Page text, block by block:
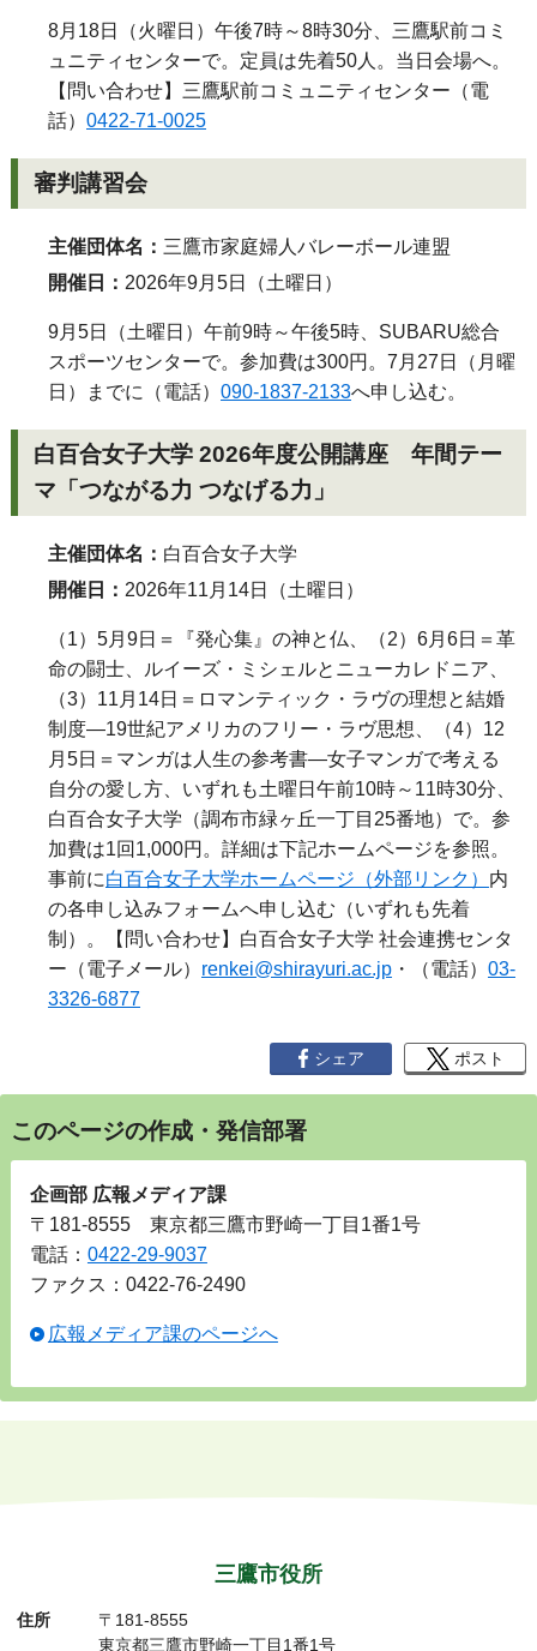
8月18日（火曜日）午後7時～8時30分、三鷹駅前コミ
ュニティセンターで。定員は先着50人。当日会場へ。
【問い合わせ】三鷹駅前コミュニティセンター（電
話） 0422-71-0025
審判講習会
主催団体名： 三鷹市家庭婦人バレーボール連盟
開催日： 2026年9月5日（土曜日）
9月5日（土曜日）午前9時～午後5時、SUBARU総合
スポーツセンターで。参加費は300円。7月27日（月曜
日）までに（電話） 090-1837-2133へ申し込む。
白百合女子大学 2026年度公開講座 年間テー
マ「つながる力 つなげる力」
主催団体名： 白百合女子大学
開催日： 2026年11月14日（土曜日）
（1） 5月 9日＝『発心集』の神と仏、（2） 6月 6日＝革
命の闘士、ルイーズ・ミシェルとニューカレドニア、
（3） 11 月 14日＝ロマンティック・ラヴの理想と結婚
制度―19世紀アメリカのフリー・ラヴ思想、（4） 12
月 5日＝マンガは人生の参考書—女子マンガで考える
自分の愛し方、いずれも土曜日午前10時～ 11時30分、
白百合女子大学（調布市緑ヶ丘一丁目 25番地）で。参
加費は1回 1,000円。詳細は下記ホームページを参照。
事前に白百合女子大学ホームページ（外部リンク） 内
の各申し込みフォームへ申し込む（いずれも先着
制）。【問い合わせ】白百合女子大学 社会連携センタ
ー（電子メール） renkei@shirayuri.ac.jp ・（電話） 03-
3326-6877
シェア ポスト
このページの作成・発信部署
企画部 広報メディア課
〒181-8555 東京都三鷹市野崎一丁目1番1号
電話： 0422-29-9037
ファクス：0422-76-2490
広報メディア課のページへ
三鷹市役所
住所
〒181-8555
東京都三鷹市野崎一丁目1番1号